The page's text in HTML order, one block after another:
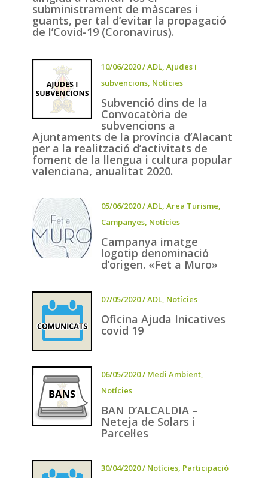
subministrament de màscares i
guants, per tal d’evitar la propagació
de l’Covid-19 (Coronavirus).
10/06/2020/ADL, Ajudes i
subvencions, Notícies
Subvenció dins de la
Convocatòria de
subvencions a
Ajuntaments de la província d’Alacant
per a la realització d’activitats de
foment de la llengua i cultura popular
valenciana, anualitat 2020.
05/06/2020/ADL, Area Turisme,
Campanyes, Notícies
Campanya imatge
logotip denominació
d’origen. «Fet a Muro»
07/05/2020/ADL, Notícies
Oficina Ajuda Inicatives
covid 19
06/05/2020/ Medi Ambient,
Notícies
BAN D’ALCALDIA –
Neteja de Solars i
Parcel·les
30/04/2020/ Notícies, Participació